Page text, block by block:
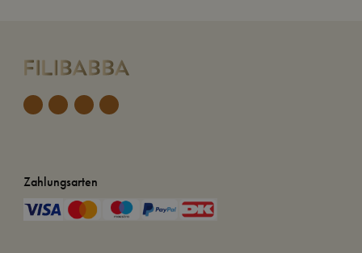
Zahlungsarten